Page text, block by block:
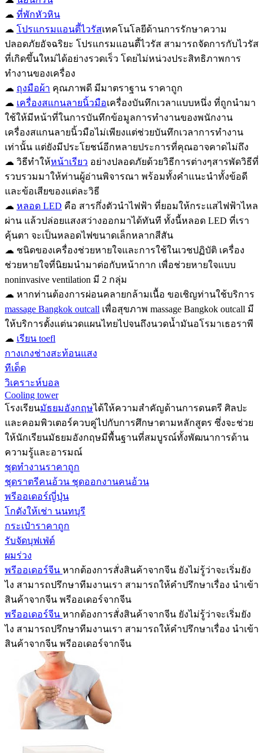
☁ ที่พักหัวหิน
☁ โปรแกรมแอนตี้ไวรัสเทคโนโลยีด้านการรักษาความ
ปลอดภัยอัจฉริยะ โปรแกรมแอนตี้ไวรัส สามารถจัดการกับไวรัส
ที่เกิดขึ้นใหม่ได้อย่างรวดเร็ว โดยไม่หน่วงประสิทธิภาพการ
ทำงานของเครื่อง
☁ ถุงมือผ้า คุณภาพดี มีมาตราฐาน ราคาถูก
☁ เครื่องสแกนลายนิ้วมือเครื่องบันทึกเวลาแบบหนึ่ง ที่ถูกนำมา
ใช้ให้มีหน้าที่ในการบันทึกข้อมูลการทำงานของพนักงาน
เครื่องสแกนลายนิ้วมือไม่เพียงแต่ช่วยบันทึกเวลาการทำงาน
เท่านั้น แต่ยังมีประโยชน์อีกหลายประการที่คุณอาจคาดไม่ถึง
☁ วิธีทำให้หน้าเรียว อย่างปลอดภัยด้วยวิธีการต่างๆสารพัดวิธีที่
รวบรวมมาให้ท่านผู้อ่านพิจารณา พร้อมทั้งคำแนะนำทั้งข้อดี
และข้อเสียของแต่ละวิธี
☁ หลอด LED คือ สารกึ่งตัวนำไฟฟ้า ที่ยอมให้กระแสไฟฟ้าไหล
ผ่าน แล้วปล่อยแสงสว่างออกมาได้ทันที ทั้งนี้หลอด LED ที่เรา
คุ้นตา จะเป็นหลอดไฟขนาดเล็กหลากสีสัน
☁ ชนิดของเครื่องช่วยหายใจและการใช้ในเวชปฏิบัติ เครื่อง
ช่วยหายใจที่นิยมนำมาต่อกับหน้ากาก เพื่อช่วยหายใจแบบ
noninvasive ventilation มี 2 กลุ่ม
☁ หากท่านต้องการผ่อนคลายกล้ามเนื้อ ขอเชิญท่านใช้บริการ
massage Bangkok outcall เพื่อสุขภาพ massage Bangkok outcall มี
ให้บริการตั้งแต่นวดแผนไทยไปจนถึงนวดน้ำมันอโรมาเธอราพี
☁ เรียน toefl
กางเกงช่างสะท้อนแสง
ทีเด็ด
วิเคราะห์บอล
Cooling tower
โรงเรียนมัธยมอังกฤษได้ให้ความสำคัญด้านการดนตรี ศิลปะ
และคอมพิวเตอร์ควบคู่ไปกับการศึกษาตามหลักสูตร ซึ่งจะช่วย
ให้นักเรียนมัธยมอังกฤษมีพื้นฐานที่สมบูรณ์ทั้งพัฒนาการด้าน
ความรู้และอารมณ์
ชุดทำงานราคาถูก
ชุดราตรีคนอ้วน ชุดออกงานคนอ้วน
พรีออเดอร์ญี่ปุ่น
โกดังให้เช่า นนทบุรี
กระเป๋าราคาถูก
รับจัดบุฟเฟ่ต์
ผมร่วง
พรีออเดอร์จีน หากต้องการสั่งสินค้าจากจีน ยังไม่รู้ว่าจะเริ่มยัง
ไง สามารถปรึกษาทีมงานเรา สามารถให้คำปรึกษาเรื่อง นำเข้า
สินค้าจากจีน พรีออเดอร์จากจีน
พรีออเดอร์จีน หากต้องการสั่งสินค้าจากจีน ยังไม่รู้ว่าจะเริ่มยัง
ไง สามารถปรึกษาทีมงานเรา สามารถให้คำปรึกษาเรื่อง นำเข้า
สินค้าจากจีน พรีออเดอร์จากจีน